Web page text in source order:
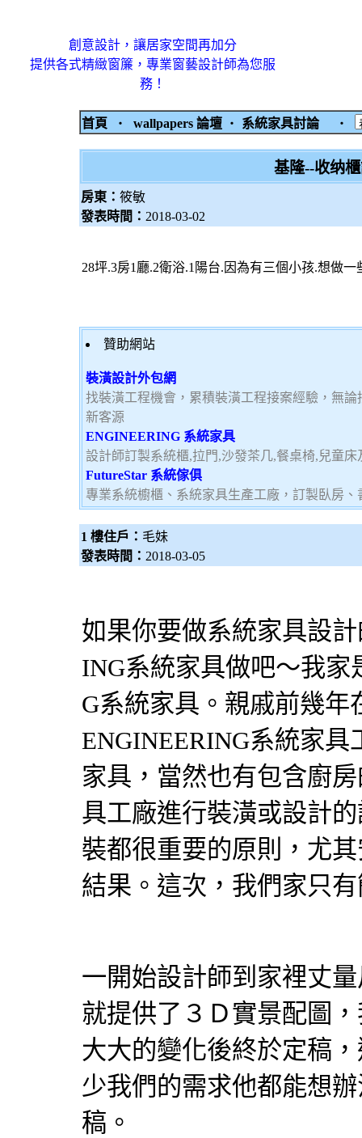
創意設計，讓居家空間再加分
提供各式精緻窗簾，專業窗藝設計師為您服
務！
首頁 ‧ wallpapers 論壇 ‧ 系統家具討論 ‧
基隆--收纳
房東： 筱敏
發表時間： 2018-03-02
28坪.3房1廳.2衛浴.1陽台.因為有三個小孩.想做
贊助網站
裝潢設計外包網
找裝潢工程機會，累積裝潢工程接案經驗，無
新客源
ENGINEERING 系統家具
設計師訂製系統櫃,拉門,沙發茶几,餐桌椅,兒童
FutureStar 系統傢俱
專業系統櫥櫃、系統家具生產工廠，訂製臥房、
1 樓住戶： 毛妹
發表時間： 2018-03-05
如果你要做系統家具設
ING系統家具做吧～我家
G系統家具 。親戚前幾
ENGINEERING系統家具
家具 ，當然也有包含廚
具工廠進行裝潢或設計
裝都很重要的原則，尤
結果。這次，我們家只
一開始設計師到家裡丈
就提供了３Ｄ實景配圖
大大的變化後終於定稿
少我們的需求他都能想
稿。